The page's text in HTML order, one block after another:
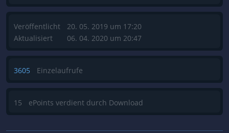
Veröffentlicht
Aktualisiert
20. 05. 2019 um 17:20
06. 04. 2020 um 20:47
3605 Einzelaufrufe
15 ePoints verdient durch Download